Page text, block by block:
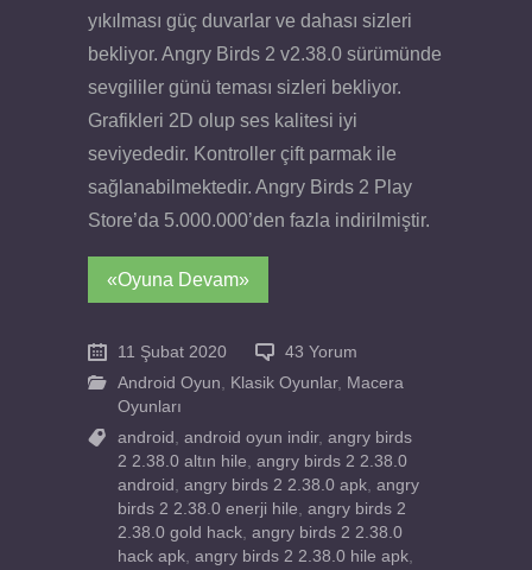
yıkılması güç duvarlar ve dahası sizleri
bekliyor. Angry Birds 2 v2.38.0 sürümünde
sevgililer günü teması sizleri bekliyor.
Grafikleri 2D olup ses kalitesi iyi
seviyededir. Kontroller çift parmak ile
sağlanabilmektedir. Angry Birds 2 Play
Store’da 5.000.000’den fazla indirilmiştir.
«Oyuna Devam»
11 Şubat 2020
43 Yorum
Android Oyun, Klasik Oyunlar, Macera
Oyunları
android , android oyun indir, angry birds
2 2.38.0 altın hile, angry birds 2 2.38.0
android , angry birds 2 2.38.0 apk, angry
birds 2 2.38.0 enerji hile, angry birds 2
2.38.0 gold hack, angry birds 2 2.38.0
hack apk, angry birds 2 2.38.0 hile apk,